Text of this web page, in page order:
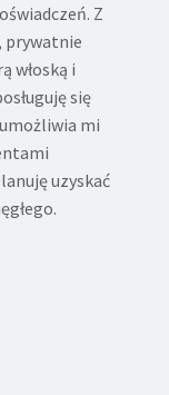
Z
prywatnie
włoską i
się
mi
uzyskać